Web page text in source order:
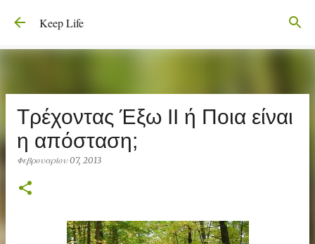
Μετάβαση στο κύριο περιεχόμενο
Keep Life
Τρέχοντας Έξω ΙΙ ή Ποια είναι
η απόσταση;
Φεβρουαρίου 07, 2013